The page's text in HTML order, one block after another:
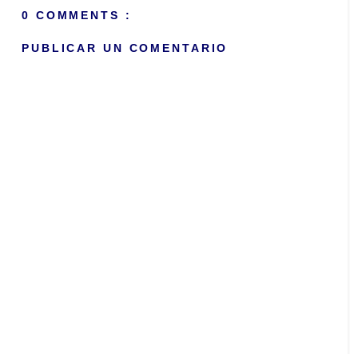
0 COMMENTS :
PUBLICAR UN COMENTARIO